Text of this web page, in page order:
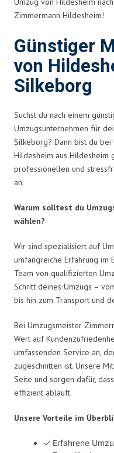
Zimmermann Hildesheim!
Günstiger
von
Silkeborg
Suchst du nach einem
Umzugsunternehmen für
Silkeborg? Dann bist du
Hildesheim aus Hildesheim
professionellen und
an.
Warum solltest du
wählen?
Wir sind spezialisiert auf
umfangreiche Erfahrung im
Team von qualifizierten
Schritt deines Umzugs –
bis hin zum Transport und
Bei Umzugsmeister
Wert auf
umfassenden Service an,
zugeschnitten ist. Unsere
Seite und sorgen dafür,
effizient abläuft.
Unsere Vorteile im
✓ Erfahrene